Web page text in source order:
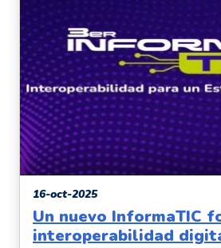
16-oct-2025
Un nuevo InformaTIC
interoperabilidad